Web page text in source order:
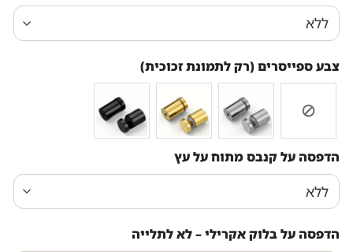
צבע ספייסרים (רק לתמונת זכוכית)
הדפסה על קנבס מתוח על עץ
הדפסה על בלוק אקרילי – לא לתלייה